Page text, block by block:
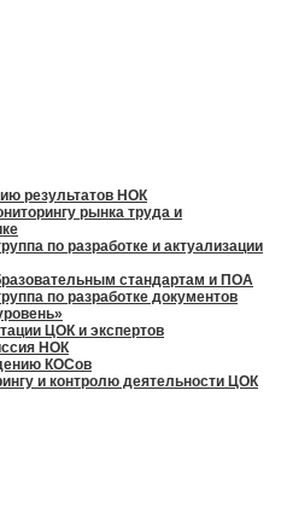
результатов НОК
рынка труда и
по разработке и актуализации
стандартам и ПОА
по разработке документов
ЦОК и экспертов
НОК
КОСов
и контролю деятельности ЦОК